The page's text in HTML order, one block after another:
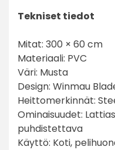
Tekniset tiedot
Mitat: 300 × 60 cm
Materiaali: PVC
Väri: Musta
Design: Winmau
Heittomerkinnät:
Ominaisuudet:
puhdistettava
Käyttö: Koti,